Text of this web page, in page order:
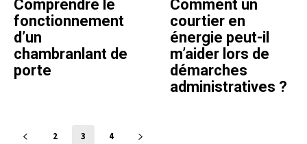
Comprendre le
fonctionnement
d’un
chambranlant de
porte
Comment un
courtier en
énergie peut-il
m’aider lors de
démarches
administratives ?
2 3 4